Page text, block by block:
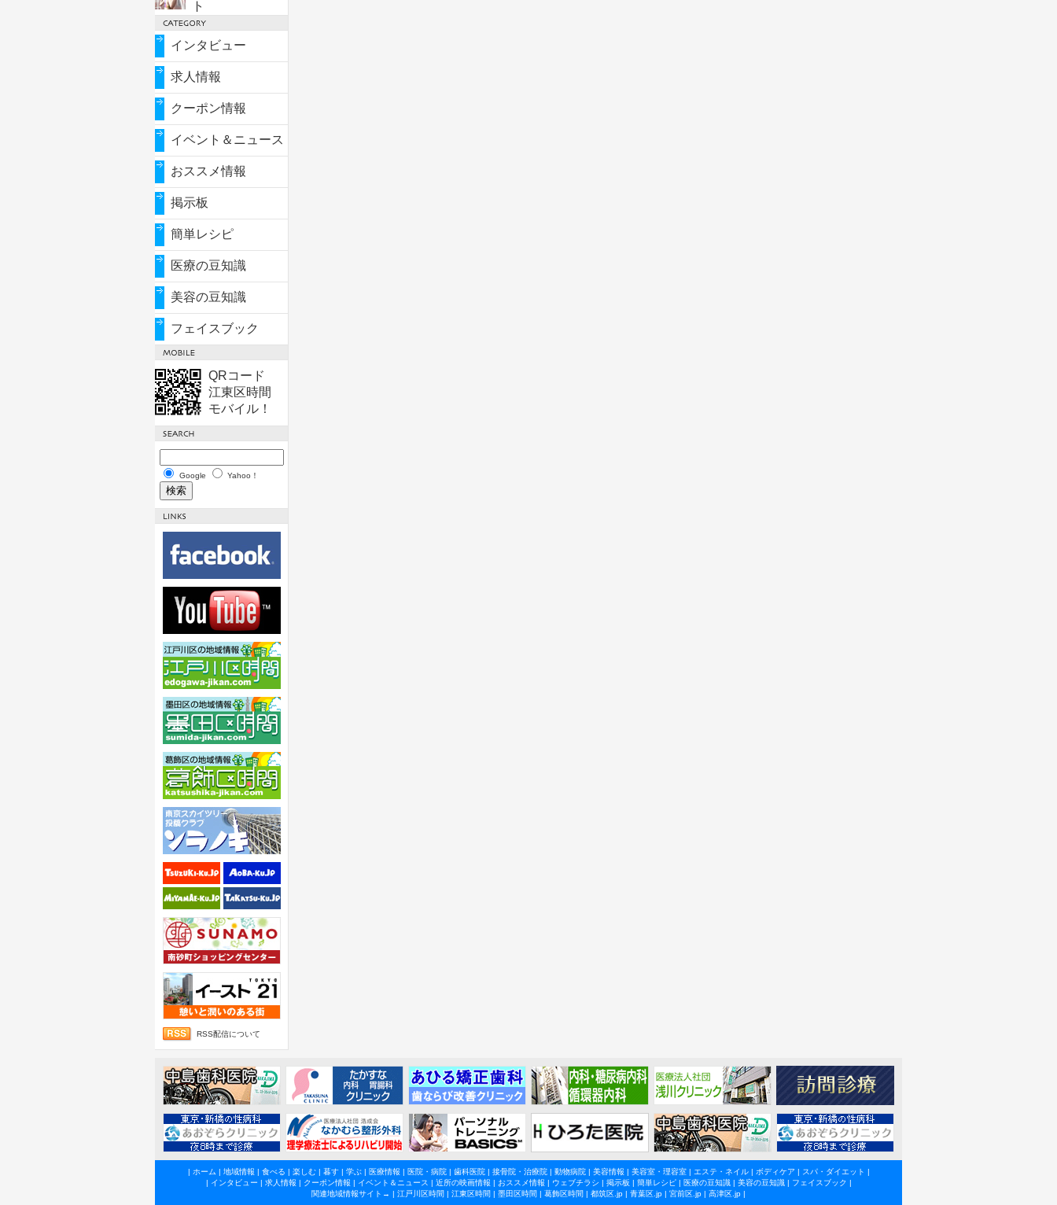
ト
インタビュー
求人情報
クーポン情報
イベント＆ニュース
おススメ情報
掲示板
簡単レシピ
医療の豆知識
美容の豆知識
フェイスブック
QRコード
江東区時間
モバイル！
Google Yahoo！
RSS配信について
| ホーム | 地域情報 | 食べる | 楽しむ| 暮す| 学ぶ| 医療情報 | 医院・病院| 歯科医院| 接骨院・治療院| 動物病院| 美容情報 | 美容室・理容室| エステ・ネイル| ボディケア | スパ・ダイエット |
| インタビュー | 求人情報 | クーポン情報 | イベント＆ニュース | 近所の映画情報 | おススメ情報 | ウェブチラシ | 掲示板 | 簡単レシピ| 医療の豆知識| 美容の豆知識| フェイスブック |
関連地域情報サイト→ | 江戸川区時間 | 江東区時間 | 墨田区時間 | 葛飾区時間 | 都筑区.jp | 青葉区.jp | 宮前区.jp | 高津区.jp |